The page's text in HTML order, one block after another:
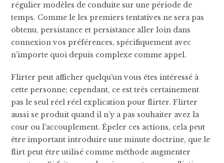
régulier modèles de conduite sur une période de
temps. Comme le les premiers tentatives ne sera pas
obtenu, persistance et persistance aller loin dans
connexion vos préférences, spécifiquement avec
n’importe quoi depuis complexe comme appel.
Flirter peut afficher quelqu’un vous êtes intéressé à
cette personne; cependant, ce est très certainement
pas le seul réel réel explication pour flirter. Flirter
aussi se produit quand il n’y a pas souhaiter avez la
cour ou l’accouplement. Épeler ces actions, cela peut
être important introduire une minute doctrine, que le
flirt peut être utilisé comme méthode augmenter